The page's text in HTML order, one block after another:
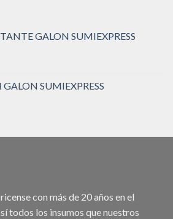
GALON SUMIEXPRESS
GALON SUMIEXPRESS
con más de 20 años en el
todos los insumos que nuestros